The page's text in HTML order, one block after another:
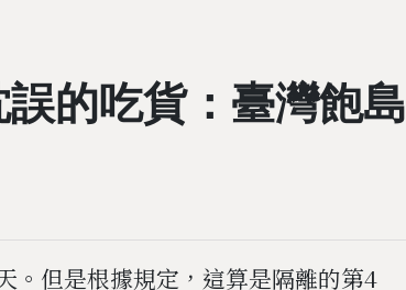
的吃貨：臺灣飽島
。但是根據規定，這算是隔離的第4